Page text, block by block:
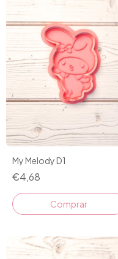
My Melody D1
€4,68
Comprar